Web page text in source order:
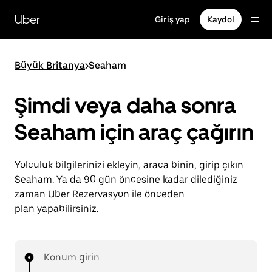
içeriğe
gidinUber Giriş yap Kaydol
Büyük Britanya>Seaham
Şimdi veya daha sonra
Seaham için araç çağırın
Yolculuk bilgilerinizi ekleyin, araca binin, girip çıkın
Seaham. Ya da 90 gün öncesine kadar dilediğiniz
zaman Uber Rezervasyon ile önceden
plan yapabilirsiniz.
Konum girin